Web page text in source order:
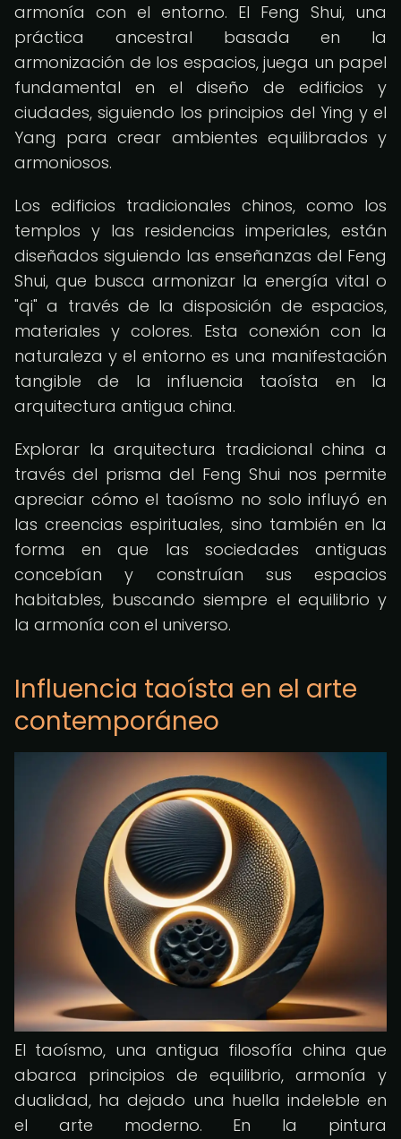
armonía con el entorno. El Feng Shui, una
práctica ancestral basada en la
armonización de los espacios, juega un papel
fundamental en el diseño de edificios y
ciudades, siguiendo los principios del Ying y el
Yang para crear ambientes equilibrados y
armoniosos.
Los edificios tradicionales chinos, como los
templos y las residencias imperiales, están
diseñados siguiendo las enseñanzas del Feng
Shui, que busca armonizar la energía vital o
"qi" a través de la disposición de espacios,
materiales y colores. Esta conexión con la
naturaleza y el entorno es una manifestación
tangible de la influencia taoísta en la
arquitectura antigua china.
Explorar la arquitectura tradicional china a
través del prisma del Feng Shui nos permite
apreciar cómo el taoísmo no solo influyó en
las creencias espirituales, sino también en la
forma en que las sociedades antiguas
concebían y construían sus espacios
habitables, buscando siempre el equilibrio y
la armonía con el universo.
Influencia taoísta en el arte
contemporáneo
El taoísmo, una antigua filosofía china que
abarca principios de equilibrio, armonía y
dualidad, ha dejado una huella indeleble en
el arte moderno. En la pintura